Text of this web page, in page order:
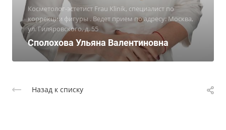
Косметолог-эстетист Frau Klinik, специалист по
коррекции фигуры . Ведет прием по адресу: Москва,
ул. Гиляровского, д. 55
Сполохова Ульяна Валентиновна
Назад к списку